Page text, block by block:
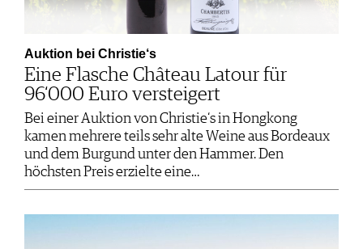
Auktion bei Christie‘s
Eine Flasche Château Latour für
96‘000 Euro versteigert
Bei einer Auktion von Christie‘s in Hongkong
kamen mehrere teils sehr alte Weine aus Bordeaux
und dem Burgund unter den Hammer. Den
höchsten Preis erzielte eine…